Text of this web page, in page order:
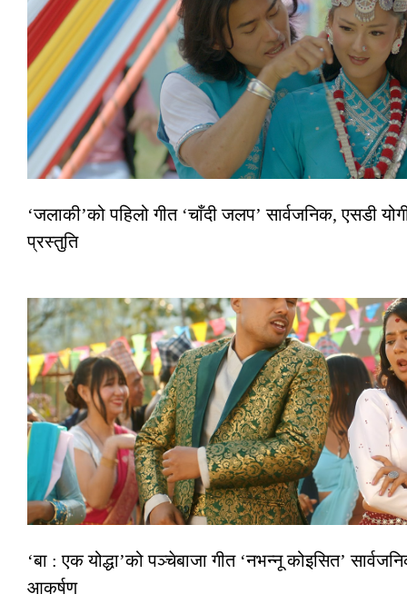
‘जलाकी’को पहिलो गीत ‘चाँदी जलप’ सार्वजनिक, एसडी
प्रस्तुति
‘बा : एक योद्धा’को पञ्चेबाजा गीत ‘नभन्नू कोइसित’
आकर्षण